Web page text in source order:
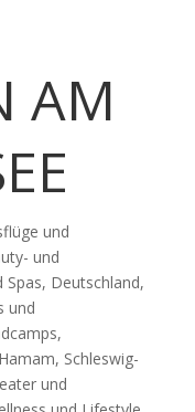
AM
und
und
Spas, Deutschland,
und
,
, Schleswig-
und